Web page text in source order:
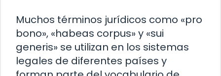
Muchos términos jurídicos como «pro
bono», «habeas corpus» y «sui
generis» se utilizan en los sistemas
legales de diferentes países y